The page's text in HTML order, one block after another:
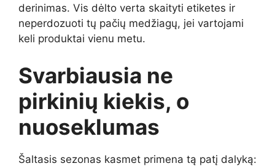
derinimas. Vis dėlto verta skaityti etiketes ir
neperdozuoti tų pačių medžiagų, jei vartojami
keli produktai vienu metu.
Svarbiausia ne
pirkinių kiekis, o
nuoseklumas
Šaltasis sezonas kasmet primena tą patį dalyką: